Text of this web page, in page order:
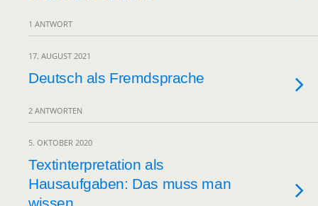
1 ANTWORT
17. AUGUST 2021
Deutsch als Fremdsprache
2 ANTWORTEN
5. OKTOBER 2020
Textinterpretation als
Hausaufgaben: Das muss man